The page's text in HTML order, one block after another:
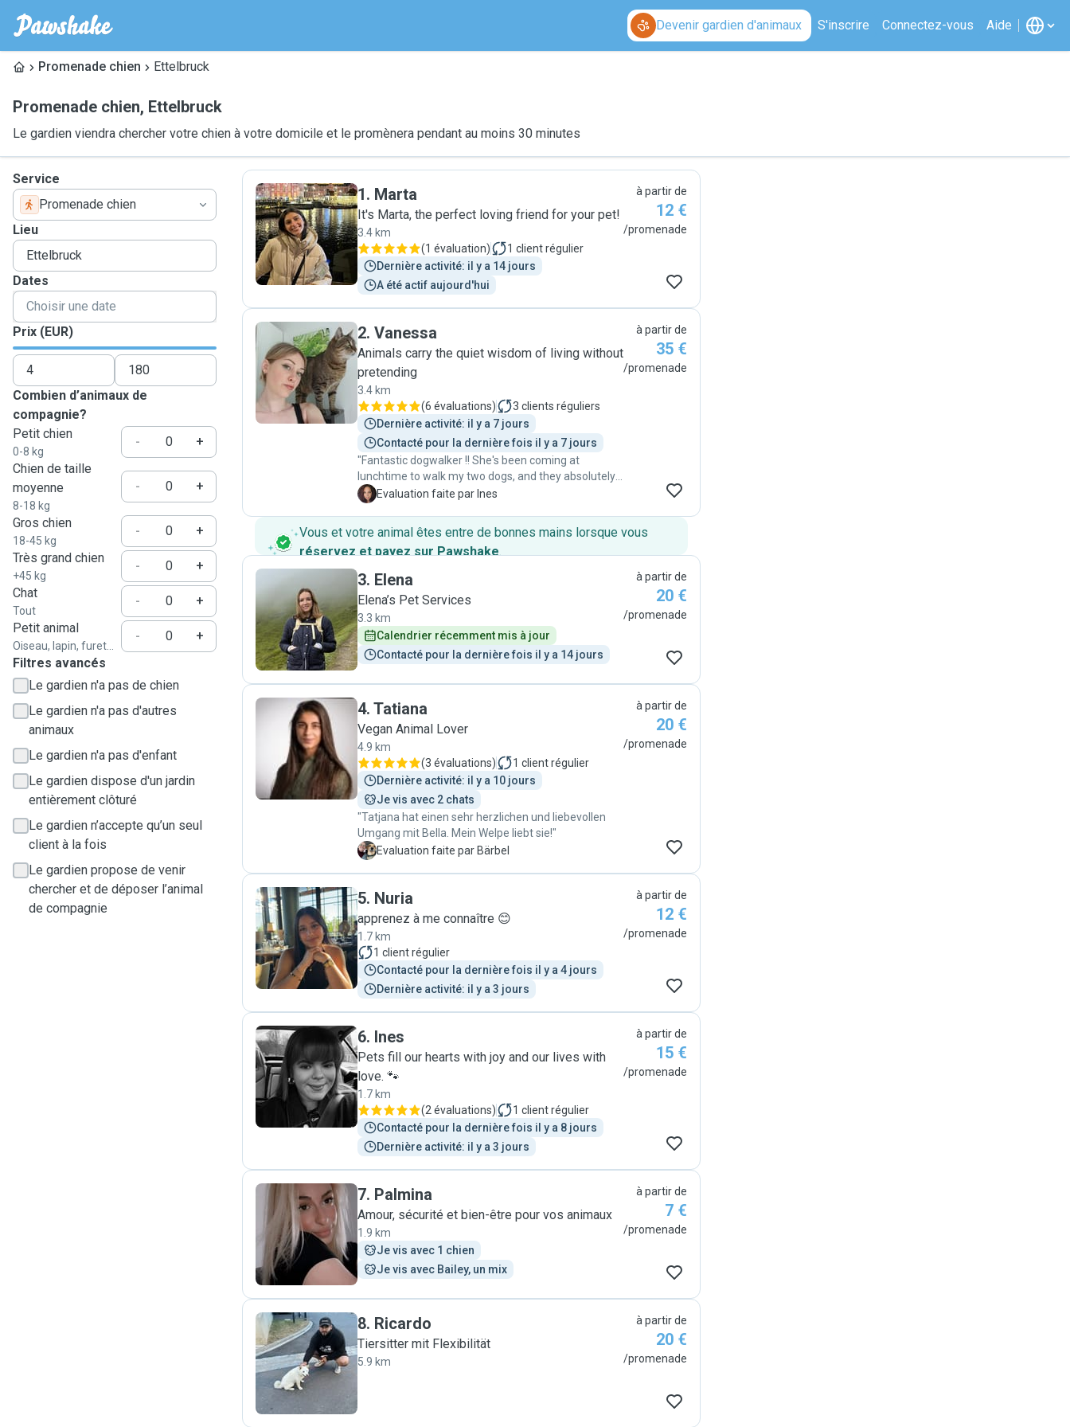
Devenir gardien d'animaux S'inscrire Connectez-vous Aide
Promenade chien Ettelbruck
Promenade chien, Ettelbruck
Le gardien viendra chercher votre chien à votre domicile et le promènera pendant au moins 30 minutes
Service
Promenade chien
Lieu
Dates
Prix (EUR)
Combien d’animaux de
compagnie?
Petit chien
0-8 kg
-
+
Chien de taille
moyenne
8-18 kg
- +
Gros chien
18-45 kg
-
+
Très grand chien
+45 kg
-
+
Chat
Tout
-
+
Petit animal
Oiseau, lapin, furet...
-
+
Filtres avancés
Le gardien n'a pas de chien
Le gardien n'a pas d'autres
animaux
Le gardien n'a pas d'enfant
Le gardien dispose d'un jardin
entièrement clôturé
Le gardien n’accepte qu’un seul
client à la fois
Le gardien propose de venir
chercher et de déposer l’animal
de compagnie
M
1. Marta
It's Marta, the perfect loving friend for your pet!
3.4 km
(1 évaluation) 1 client régulier
Dernière activité: il y a 14 jours
A été actif aujourd'hui
à partir de
12 €
/promenade
V
2. Vanessa
Animals carry the quiet wisdom of living without
pretending
3.4 km
(6 évaluations) 3 clients réguliers
Dernière activité: il y a 7 jours
Contacté pour la dernière fois il y a 7 jours
"Fantastic dogwalker !! She's been coming at
lunchtime to walk my two dogs, and they absolutely
adore her ! She's reliable, trustworthy with full access
highly recommended !!"
I Evaluation faite par Ines
à partir de
35 €
/promenade
Vous et votre animal êtes entre de bonnes mains lorsque vous
réservez et payez sur Pawshake.
E
3. Elena
Elena’s Pet Services
3.3 km
Calendrier récemment mis à jour
Contacté pour la dernière fois il y a 14 jours
à partir de
20 €
/promenade
T
4. Tatiana
Vegan Animal Lover
4.9 km
(3 évaluations) 1 client régulier
Dernière activité: il y a 10 jours
Je vis avec 2 chats
"Tatjana hat einen sehr herzlichen und liebevollen
Umgang mit Bella. Mein Welpe liebt sie!"
B Evaluation faite par Bärbel
à partir de
20 €
/promenade
N
5. Nuria
apprenez à me connaître 😊
1.7 km
1 client régulier
Contacté pour la dernière fois il y a 4 jours
Dernière activité: il y a 3 jours
à partir de
12 €
/promenade
I
6. Ines
Pets fill our hearts with joy and our lives with
love. 🐾
1.7 km
(2 évaluations) 1 client régulier
Contacté pour la dernière fois il y a 8 jours
Dernière activité: il y a 3 jours
à partir de
15 €
/promenade
P
7. Palmina
Amour, sécurité et bien-être pour vos animaux
1.9 km
Je vis avec 1 chien
Je vis avec Bailey, un mix
à partir de
7 €
/promenade
R
8. Ricardo
Tiersitter mit Flexibilität
5.9 km
à partir de
20 €
/promenade